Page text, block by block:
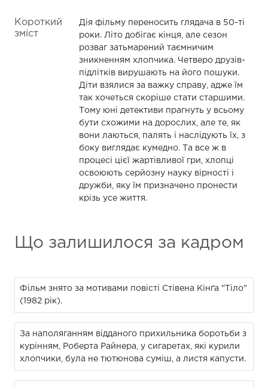
Короткий
зміст
Дія фільму переносить глядача в 50-ті
роки. Літо добігає кінця, але сезон
розваг затьмарений таємничим
зникненням хлопчика. Четверо друзів-
підлітків вирушають на його пошуки.
Діти взялися за важку справу, адже їм
так хочеться скоріше стати старшими.
Тому юні детективи прагнуть у всьому
бути схожими на дорослих, але те, як
вони лаються, палять і наслідують їх, з
боку виглядає кумедно. Та все ж в
процесі цієї жартівливої гри, хлопці
освоюють серйозну науку вірності і
дружби, яку їм призначено пронести
крізь усе життя.
Що залишилося за кадром
Фільм знято за мотивами повісті Стівена Кінґа "Тіло"
(1982 рік).
За наполяганням відданого прихильника боротьби з
курінням, Роберта Райнера, у сигаретах, які курили
хлопчики, була не тютюнова суміш, а листя капусти.